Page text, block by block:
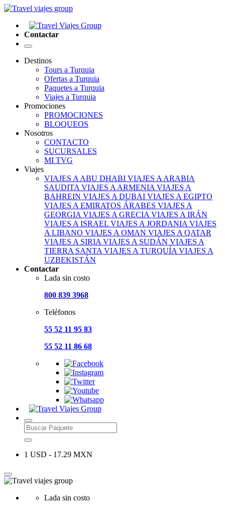
Contactar
Destinos
Tours a Turquia
Ofertas a Turquia
Paquetes a Turquia
Viajes a Turquia
Promociones
PROMOCIONES
BLOQUEOS
Nosotros
CONTACTO
SUCURSALES
MI TVG
Viajes
VIAJES A ABU DHABI VIAJES A ARABIA
SAUDITA VIAJES A ARMENIA VIAJES A
BAHREIN VIAJES A DUBAI VIAJES A EGIPTO
VIAJES A EMIRATOS ÁRABES VIAJES A
GEORGIA VIAJES A GRECIA VIAJES A IRÁN
VIAJES A ISRAEL VIAJES A JORDANIA VIAJES
A LIBANO VIAJES A OMAN VIAJES A QATAR
VIAJES A SIRIA VIAJES A SUDÁN VIAJES A
TIERRA SANTA VIAJES A TURQUÍA VIAJES A
UZBEKISTÁN
Contactar
Lada sin costo
800 839 3968
Teléfonos
55 52 11 95 83
55 52 11 86 68
1 USD - 17.29 MXN
Lada sin costo